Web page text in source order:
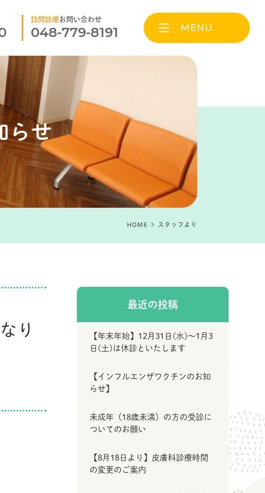
訪問診療お問い合わせ
048-779-8191 MENU
らせ
HOME スタッフより
り
最近の投稿
【年末年始】12月31日(水)～1月3
日(土)は休診といたします
【インフルエンザワクチンのお知
らせ】
未成年（18歳未満）の方の受診に
ついてのお願い
【8月18日より】皮膚科診療時間
の変更のご案内